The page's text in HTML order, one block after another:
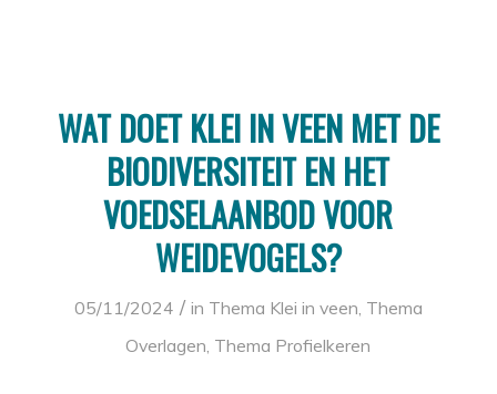
WAT DOET KLEI IN VEEN MET DE
BIODIVERSITEIT EN HET
VOEDSELAANBOD VOOR
WEIDEVOGELS?
05/11/2024 / in Thema Klei in veen, Thema
Overlagen, Thema Profielkeren